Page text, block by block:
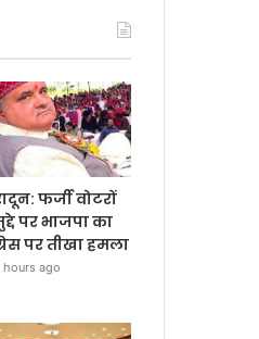
फर्जी वोटरों
पर भाजपा का
पर तीखा हमला
hours ago